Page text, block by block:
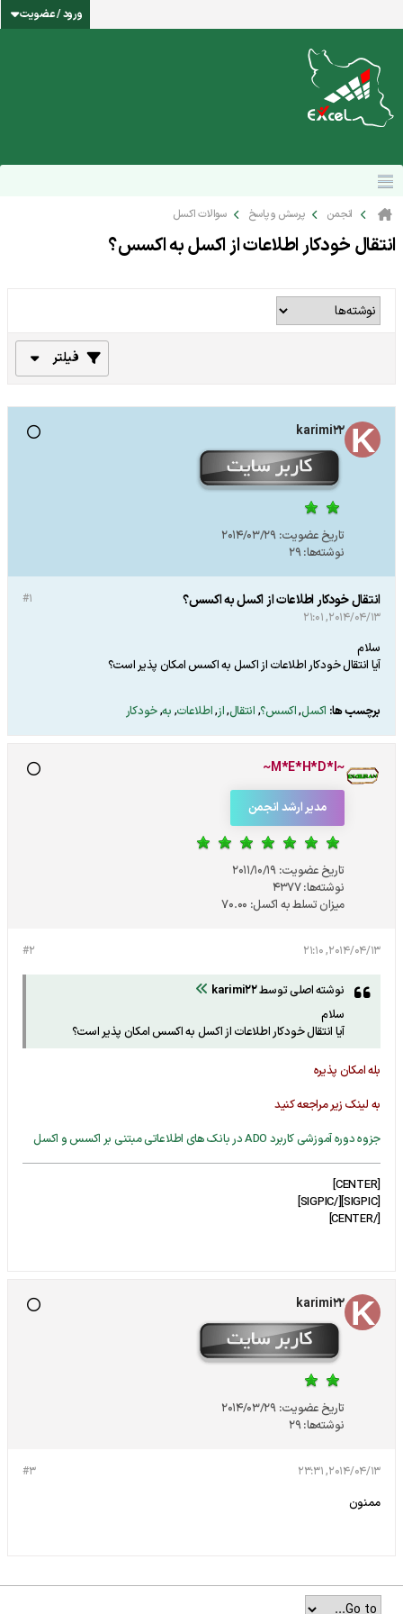
ورود / عضویت
انجمن پرسش و پاسخ سوالات اکسل
انتقال خودکار اطلاعات از اکسل به اکسس؟
فیلتر
karimi22
تاریخ عضویت: 2014/03/29
نوشته‌ها:29
#1 انتقال خودکار اطلاعات از اکسل به اکسس؟
2014/04/13, 21:01
سلام
آیا انتقال خودکار اطلاعات از اکسل به اکسس امکان پذیر است؟
برچسب ها: اکسل,اکسس؟, انتقال,از,اطلاعات, به,خودکار
~M*E*H*D*I~
مدیر ارشد انجمن
تاریخ عضویت: 2011/10/19
نوشته‌ها:4377
میزان تسلط به اکسل: 70.00
#2 2014/04/13, 21:10
نوشته اصلی توسطkarimi22
سلام
آیا انتقال خودکار اطلاعات از اکسل به اکسس امکان پذیر است؟
بله امکان پذیره
به لینک زیر مراجعه کنید
جزوه دوره آموزشی کاربرد ADO در بانک های اطلاعاتی مبتنی بر اکسس و اکسل
[CENTER]
[SIGPIC][/SIGPIC]
[/CENTER]
karimi22
تاریخ عضویت: 2014/03/29
نوشته‌ها:29
#3 2014/04/13, 23:31
ممنون